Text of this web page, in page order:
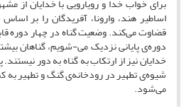
اساطیر هند، وارونا، آفریدگان را بر
قضاوت می‌کند. وضعیت گناه در چهار دوره
دوره‌ی پایانی نزدیک می-شویم، گناهان
خدایان نیز از ارتکاب به گناه به دور
شیوه‌ی تطهیر در رودخانه‌ی گنگ و تطهیر به
می‌شود.